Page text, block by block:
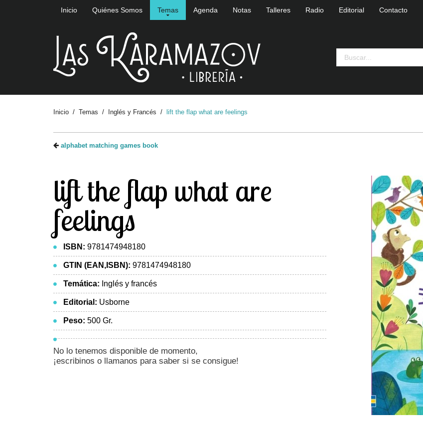
Inicio Quiénes Somos Temas Agenda Notas Talleres Radio Editorial Contacto
Inicio Temas Inglés y Francés lift the flap what are feelings
alphabet matching games book
lift the flap what are
feelings
ISBN: 9781474948180
GTIN (EAN,ISBN): 9781474948180
Temática: Inglés y francés
Editorial: Usborne
Peso: 500 Gr.
No lo tenemos disponible de momento,
¡escribinos o llamanos para saber si se consigue!